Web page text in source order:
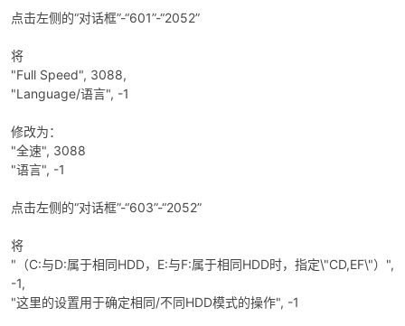
点击左侧的“对话框”-“601”-“2052”
将
"Full Speed", 3088,
"Language/语言", -1
修改为：
"全速", 3088
"语言", -1
点击左侧的“对话框”-“603”-“2052”
将
"（C:与D:属于相同HDD，E:与F:属于相同HDD时，指定\"CD,EF\"）",
-1,
"这里的设置用于确定相同/不同HDD模式的操作", -1